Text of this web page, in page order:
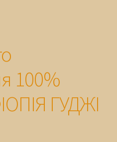
100%
ГУДЖІ